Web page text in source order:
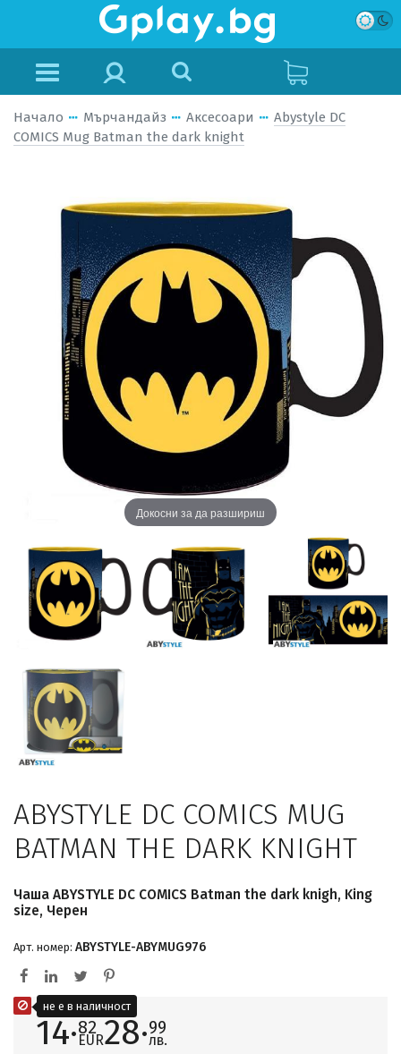
Начало Мърчандайз Аксесоари
Abystyle DC
COMICS Mug Batman the dark knight
Докосни за да разшириш
ABYSTYLE DC COMICS MUG
BATMAN THE DARK KNIGHT
Чаша ABYSTYLE DC COMICS Batman the dark knigh, King
size, Черен
Арт. номер: ABYSTYLE-ABYMUG976
14·82
EUR28·99
лв.
не е в наличност